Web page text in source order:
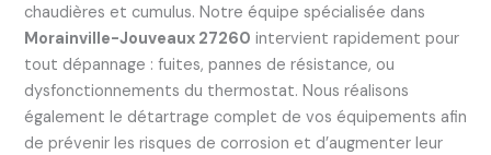
chaudières et cumulus. Notre équipe spécialisée dans
Morainville-Jouveaux 27260 intervient rapidement pour
tout dépannage : fuites, pannes de résistance, ou
dysfonctionnements du thermostat. Nous réalisons
également le détartrage complet de vos équipements afin
de prévenir les risques de corrosion et d’augmenter leur